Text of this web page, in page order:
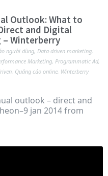
Outlook: What to
and Digital
Winterberry
người dùng, Data-driven marketing,
Marketing, Programmatic Ad,
, Quảng cáo online, Winterberry
outlook – direct and
jan 2014 from